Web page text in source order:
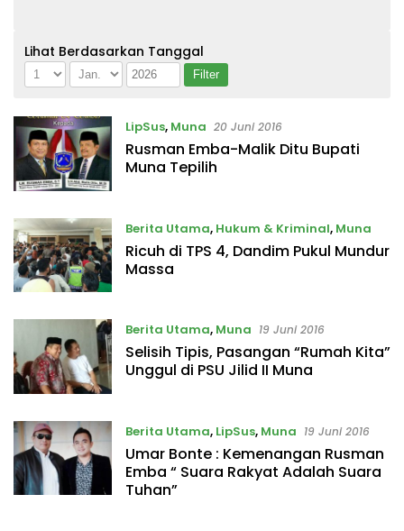
Lihat Berdasarkan Tanggal
LipSus, Muna 20 Juni 2016
Rusman Emba-Malik Ditu Bupati
Muna Tepilih
Berita Utama, Hukum & Kriminal, Muna
20 Juni 2016
Ricuh di TPS 4, Dandim Pukul Mundur
Massa
Berita Utama, Muna 19 Juni 2016
Selisih Tipis, Pasangan “Rumah Kita”
Unggul di PSU Jilid II Muna
Berita Utama, LipSus, Muna 19 Juni 2016
Umar Bonte : Kemenangan Rusman
Emba “ Suara Rakyat Adalah Suara
Tuhan”